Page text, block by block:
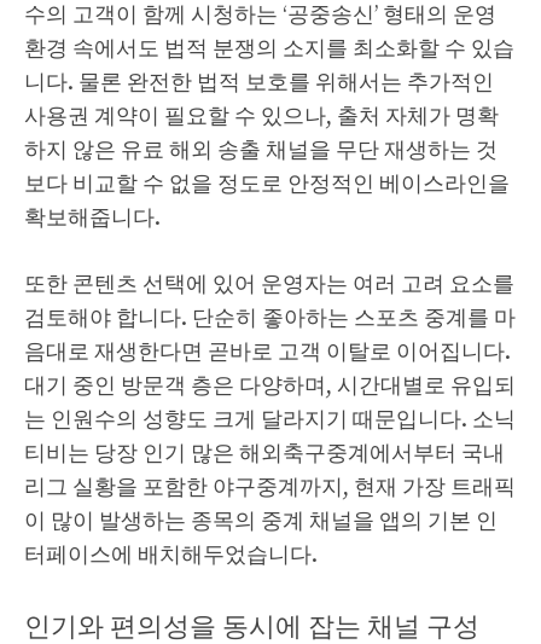
수의 고객이 함께 시청하는 ‘공중송신’ 형태의 운영
환경 속에서도 법적 분쟁의 소지를 최소화할 수 있습
니다. 물론 완전한 법적 보호를 위해서는 추가적인
사용권 계약이 필요할 수 있으나, 출처 자체가 명확
하지 않은 유료 해외 송출 채널을 무단 재생하는 것
보다 비교할 수 없을 정도로 안정적인 베이스라인을
확보해줍니다.
또한 콘텐츠 선택에 있어 운영자는 여러 고려 요소를
검토해야 합니다. 단순히 좋아하는 스포츠 중계를 마
음대로 재생한다면 곧바로 고객 이탈로 이어집니다.
대기 중인 방문객 층은 다양하며, 시간대별로 유입되
는 인원수의 성향도 크게 달라지기 때문입니다. 소닉
티비는 당장 인기 많은 해외축구중계에서부터 국내
리그 실황을 포함한 야구중계까지, 현재 가장 트래픽
이 많이 발생하는 종목의 중계 채널을 앱의 기본 인
터페이스에 배치해두었습니다.
인기와 편의성을 동시에 잡는 채널 구성